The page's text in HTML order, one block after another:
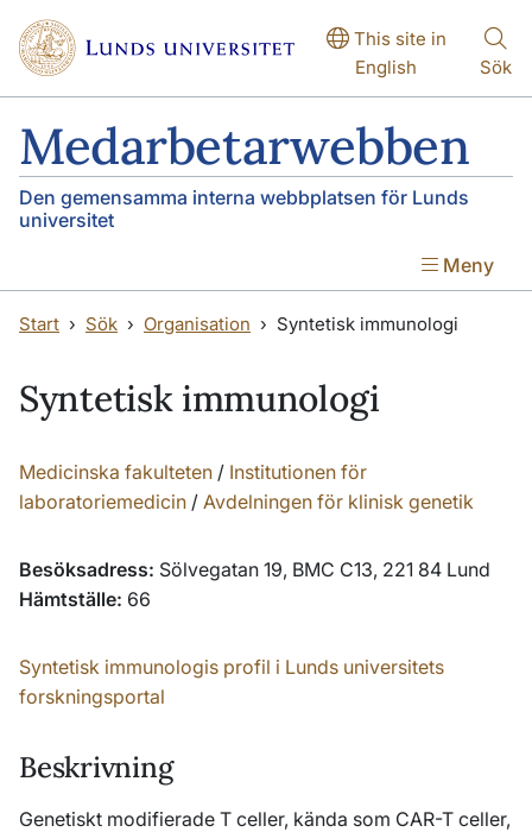
Hoppa till huvudinnehåll
This site in
English
Sök
Medarbetarwebben
Den gemensamma interna webbplatsen för Lunds
universitet
Meny
Start Sök Organisation Syntetisk immunologi
Syntetisk immunologi
Medicinska fakulteten / Institutionen för
laboratoriemedicin / Avdelningen för klinisk genetik
Besöksadress: Sölvegatan 19, BMC C13, 221 84 Lund
Hämtställe: 66
Syntetisk immunologis profil i Lunds universitets
forskningsportal
Beskrivning
Genetiskt modifierade T celler, kända som CAR-T celler,